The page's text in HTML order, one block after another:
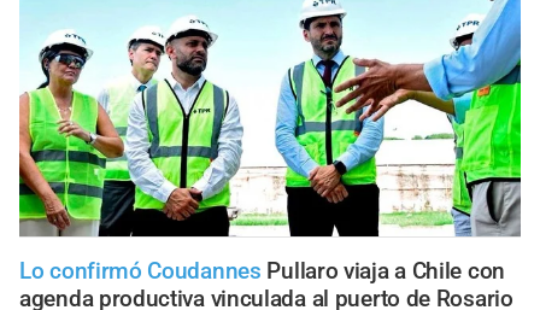
Lo confirmó Coudannes Pullaro viaja a Chile con
agenda productiva vinculada al puerto de Rosario